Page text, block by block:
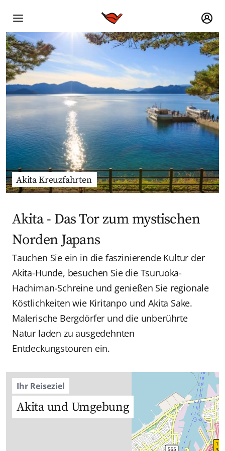
Akita Kreuzfahrten
Akita - Das Tor zum mystischen
Norden Japans
Tauchen Sie ein in die faszinierende Kultur der
Akita-Hunde, besuchen Sie die Tsuruoka-
Hachiman-Schreine und genießen Sie regionale
Köstlichkeiten wie Kiritanpo und Akita Sake.
Malerische Bergdörfer und die unberührte
Natur laden zu ausgedehnten
Entdeckungstouren ein.
Ihr Reiseziel
Akita und Umgebung